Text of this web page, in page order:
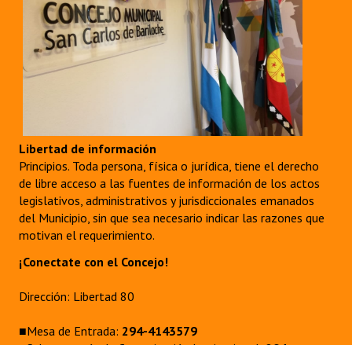
Libertad de información
Principios. Toda persona, física o jurídica, tiene el derecho
de libre acceso a las fuentes de información de los actos
legislativos, administrativos y jurisdiccionales emanados
del Municipio, sin que sea necesario indicar las razones que
motivan el requerimiento.
¡Conectate con el Concejo!
Dirección: Libertad 80
■Mesa de Entrada: 294-4143579